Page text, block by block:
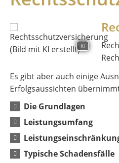
KI
Es gibt aber auch einige
Erfolgsaussichten
Die Grundlagen
Leistungsumfang
Typische Schadensfälle